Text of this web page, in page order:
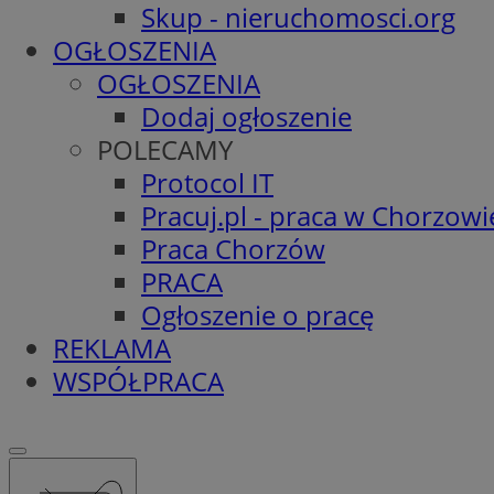
Skup - nieruchomosci.org
OGŁOSZENIA
OGŁOSZENIA
Dodaj ogłoszenie
POLECAMY
Protocol IT
Pracuj.pl - praca w
Praca Chorzów
PRACA
Ogłoszenie o pracę
REKLAMA
WSPÓŁPRACA